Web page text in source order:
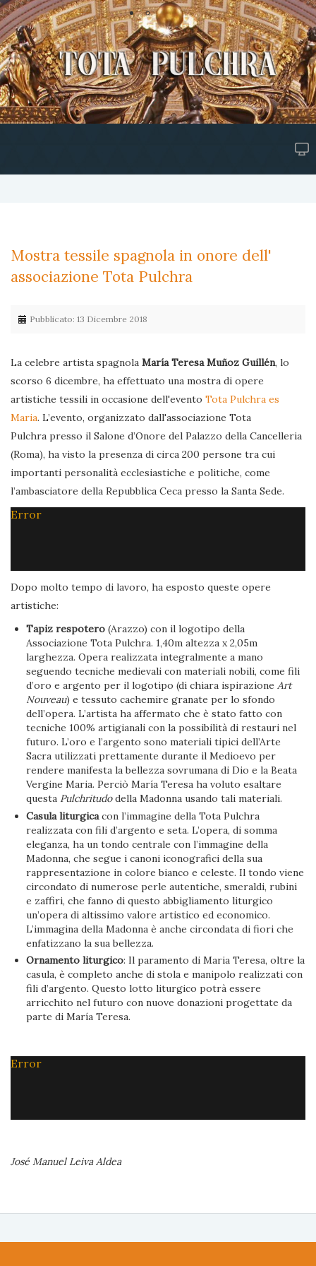
Mostra tessile spagnola in onore dell'
associazione Tota Pulchra
Pubblicato: 13 Dicembre 2018
La celebre artista spagnola María Teresa Muñoz Guillén, lo
scorso 6 dicembre, ha effettuato una mostra di opere
artistiche tessili in occasione dell'evento Tota Pulchra es
Maria. L’evento, organizzato dall'associazione Tota
Pulchra presso il Salone d’Onore del Palazzo della Cancelleria
(Roma), ha visto la presenza di circa 200 persone tra cui
importanti personalità ecclesiastiche e politiche, come
l’ambasciatore della Repubblica Ceca presso la Santa Sede.
Error
Dopo molto tempo di lavoro, ha esposto queste opere
artistiche:
Tapiz respotero (Arazzo) con il logotipo della
Associazione Tota Pulchra. 1,40m altezza x 2,05m
larghezza. Opera realizzata integralmente a mano
seguendo tecniche medievali con materiali nobili, come fili
d’oro e argento per il logotipo (di chiara ispirazioneArt
Nouveau) e tessuto cachemire granate per lo sfondo
dell’opera. L’artista ha affermato che è stato fatto con
tecniche 100% artigianali con la possibilità di restauri nel
futuro. L’oro e l’argento sono materiali tipici dell’Arte
Sacra utilizzati prettamente durante il Medioevo per
rendere manifesta la bellezza sovrumana di Dio e la Beata
Vergine Maria. Perciò María Teresa ha voluto esaltare
questa Pulchritudodella Madonna usando tali materiali.
Casula liturgicacon l’immagine della Tota Pulchra
realizzata con fili d’argento e seta. L’opera, di somma
eleganza, ha un tondo centrale con l’immagine della
Madonna, che segue i canoni iconografici della sua
rappresentazione in colore bianco e celeste. Il tondo viene
circondato di numerose perle autentiche, smeraldi, rubini
e zaffiri, che fanno di questo abbigliamento liturgico
un’opera di altissimo valore artistico ed economico.
L’immagina della Madonna è anche circondata di fiori che
enfatizzano la sua bellezza.
Ornamento liturgico: Il paramento di Maria Teresa, oltre la
casula, è completo anche di stola e manipolo realizzati con
fili d’argento. Questo lotto liturgico potrà essere
arricchito nel futuro con nuove donazioni progettate da
parte di María Teresa.
Error
José Manuel Leiva Aldea